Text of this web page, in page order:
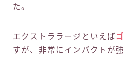
た。
エクストララージといえば
すが、非常にインパクトが